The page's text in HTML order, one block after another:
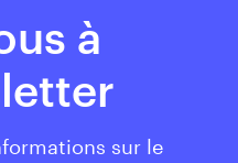
à
sur le